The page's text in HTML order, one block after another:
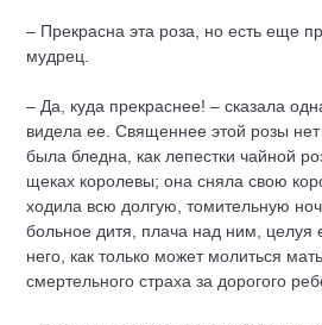
– Прекрасна эта роза, но есть еще
мудрец.
– Да, куда прекраснее! – сказала
видела ее. Священнее этой розы
была бледна, как лепестки чайной
щеках королевы; она сняла свою
ходила всю долгую, томительную
больное дитя, плача над ним, целуя
него, как только может молиться
смертельного страха за дорогого